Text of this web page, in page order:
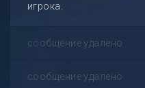
игрока.
сообщение удалено
сообщение удалено